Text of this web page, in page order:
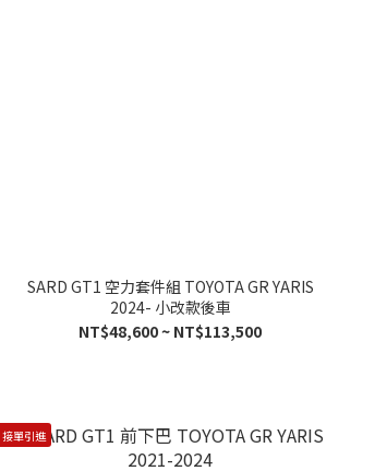
SARD GT1 空力套件組 TOYOTA GR YARIS
2024- 小改款後車
NT$48,600 ~ NT$113,500
接單引進